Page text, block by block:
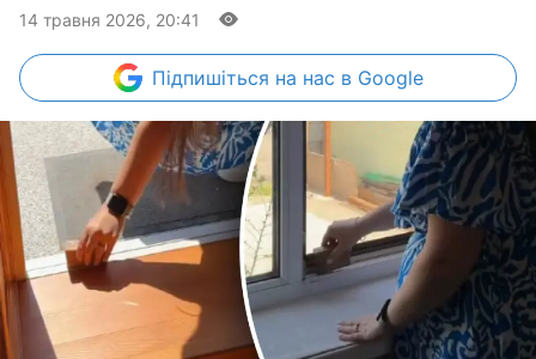
14 травня 2026, 20:41
Підпишіться на нас в Google